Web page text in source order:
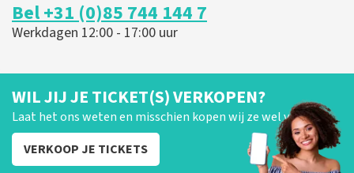
Bel +31 (0)85 744 144 7
Werkdagen 12:00 - 17:00 uur
WIL JIJ JE TICKET(S) VERKOPEN?
Laat het ons weten en misschien kopen wij ze wel van je!
VERKOOP JE TICKETS